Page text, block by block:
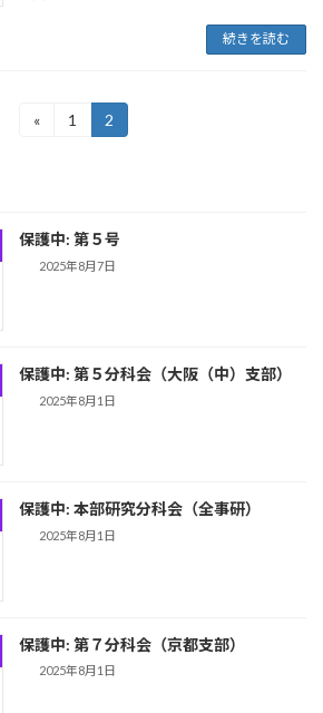
続きを読む
«
固
1
固
定
2
保護中: 第５号
2025年8月7日
保護中: 第５分科会（大阪（中）支部）
2025年8月1日
保護中: 本部研究分科会（全事研）
2025年8月1日
保護中: 第７分科会（京都支部）
2025年8月1日